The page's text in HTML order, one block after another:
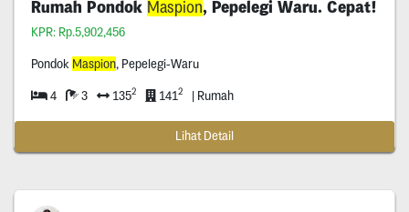
Rumah Pondok Maspion, Pepelegi Waru. Cepat!
KPR: Rp.5,902,456
Pondok Maspion, Pepelegi-Waru
4 3 1352 1412 | Rumah
Lihat Detail